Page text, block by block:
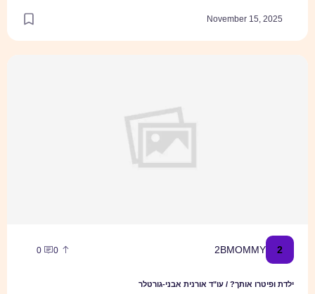
November 15, 2025
2
2BMOMMY
0
0
ילדת ופיטרו אותך? / עו"ד אורנית אבני-גורטלר